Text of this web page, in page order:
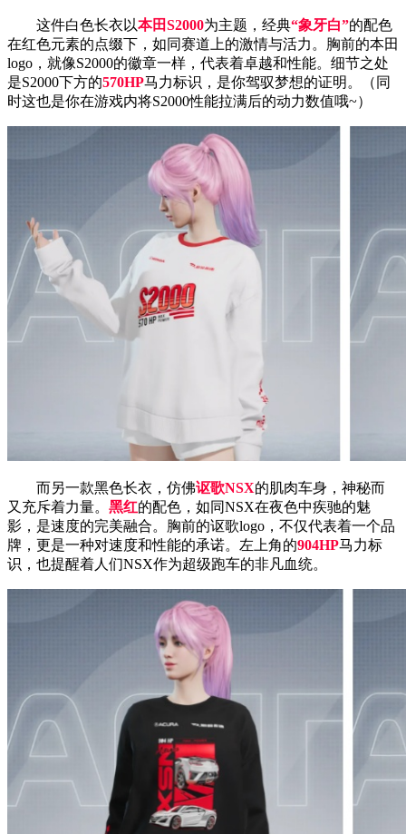
这件白色长衣以本田S2000为主题，经典“象牙白”的配色
在红色元素的点缀下，如同赛道上的激情与活力。胸前的本田
logo，就像S2000的徽章一样，代表着卓越和性能。细节之处
是S2000下方的570HP马力标识，是你驾驭梦想的证明。（同
时这也是你在游戏内将S2000性能拉满后的动力数值哦~）
而另一款黑色长衣，仿佛讴歌NSX的肌肉车身，神秘而
又充斥着力量。 黑红的配色，如同NSX在夜色中疾驰的魅
影，是速度的完美融合。胸前的讴歌logo，不仅代表着一个品
牌，更是一种对速度和性能的承诺。左上角的904HP马力标
识，也提醒着人们NSX作为超级跑车的非凡血统。